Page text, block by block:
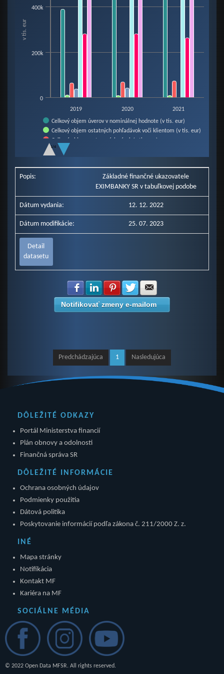
View as data table, Chart
The chart has 1 X axis displaying categories.
The chart has 1 Y axis displaying v tis. eur. Data ranges from 9921 to
v tis. eur
Celkový objem úverov v nominálnej hodnote (v tis. eur)
Celkový objem ostatných pohľadávok voči klientom (v tis. eur)
Celkový objem vystavených antikorona záruk (v tis. eur)
Vlastné imanie (v tis. eur)
Bilančná suma (v tis. eur)
1/4
2019 2020 2021
0
200k
400k
Popis:
Základné finančné ukazovatele
EXIMBANKY SR v tabuľkovej podobe
Dátum vydania: 12. 12. 2022
Dátum modifikácie: 25. 07. 2023
Detail
datasetu
Zdielať na Facebook
Zdielať na LinkedIn
Zdielať na Pinterest
Zdielať na Twitter
Notifikovať zmeny e-mailom
Predchádzajúca 1 Nasledujúca
DÔLEŽITÉ ODKAZY
Portál Ministerstva financií
Plán obnovy a odolnosti
Finančná správa SR
DÔLEŽITÉ INFORMÁCIE
Ochrana osobných údajov
Podmienky použitia
Dátová politika
Poskytovanie informácií podľa zákona č. 211/2000 Z. z.
INÉ
Mapa stránky
Notifikácia
Kontakt MF
Kariéra na MF
SOCIÁLNE MÉDIA
© 2022 Open Data MFSR. All rights reserved.